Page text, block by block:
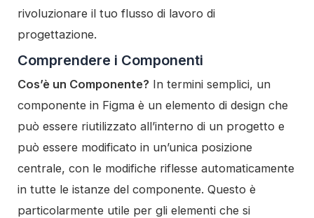
rivoluzionare il tuo flusso di lavoro di
progettazione.
Comprendere i Componenti
Cos’è un Componente? In termini semplici, un
componente in Figma è un elemento di design che
può essere riutilizzato all’interno di un progetto e
può essere modificato in un’unica posizione
centrale, con le modifiche riflesse automaticamente
in tutte le istanze del componente. Questo è
particolarmente utile per gli elementi che si